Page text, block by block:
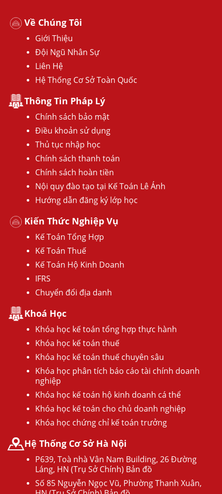
Về Chúng Tôi
Giới Thiệu
Đội Ngũ Nhân Sự
Liên Hệ
Hệ Thống Cơ Sở Toàn Quốc
Thông Tin Pháp Lý
Chính sách bảo mật
Điều khoản sử dụng
Thủ tục nhập học
Chính sách thanh toán
Chính sách hoàn tiền
Nội quy đào tạo tại Kế Toán Lê Ánh
Hướng dẫn đăng ký lớp học
Kiến Thức Nghiệp Vụ
Kế Toán Tổng Hợp
Kế Toán Thuế
Kế Toán Hộ Kinh Doanh
IFRS
Chuyển đổi địa danh
Khoá Học
Khóa học kế toán tổng hợp thực hành
Khóa học kế toán thuế
Khóa học kế toán thuế chuyên sâu
Khóa học phân tích báo cáo tài chính doanh
nghiệp
Khóa học kế toán hộ kinh doanh cá thể
Khóa học kế toán cho chủ doanh nghiệp
Khóa học chứng chỉ kế toán trưởng
Hệ Thống Cơ Sở Hà Nội
P639, Toà nhà Vân Nam Building, 26 Đường
Láng, HN (Trụ Sở Chính) Bản đồ
Số 85 Nguyễn Ngọc Vũ, Phường Thanh Xuân,